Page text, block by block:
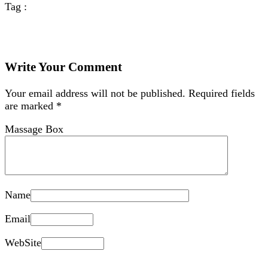
Tag :
Write Your Comment
Your email address will not be published. Required fields
are marked *
Massage Box
Name
Email
WebSite